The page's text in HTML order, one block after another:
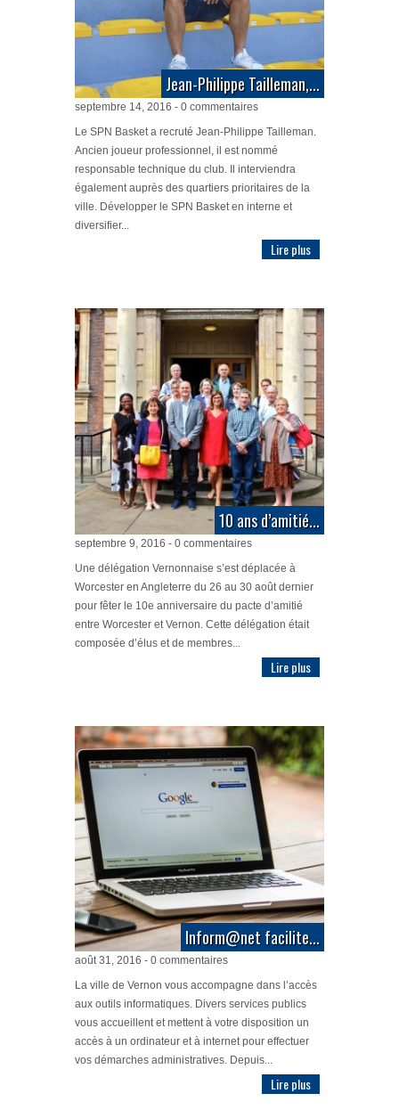
Jean-Philippe Tailleman,...
septembre 14, 2016 - 0 commentaires
Le SPN Basket a recruté Jean-Philippe Tailleman.
Ancien joueur professionnel, il est nommé
responsable technique du club. Il interviendra
également auprès des quartiers prioritaires de la
ville. Développer le SPN Basket en interne et
diversifier...
Lire plus
10 ans d’amitié...
septembre 9, 2016 - 0 commentaires
Une délégation Vernonnaise s’est déplacée à
Worcester en Angleterre du 26 au 30 août dernier
pour fêter le 10e anniversaire du pacte d’amitié
entre Worcester et Vernon. Cette délégation était
composée d’élus et de membres...
Lire plus
Inform@net facilite...
août 31, 2016 - 0 commentaires
La ville de Vernon vous accompagne dans l’accès
aux outils informatiques. Divers services publics
vous accueillent et mettent à votre disposition un
accès à un ordinateur et à internet pour effectuer
vos démarches administratives. Depuis...
Lire plus